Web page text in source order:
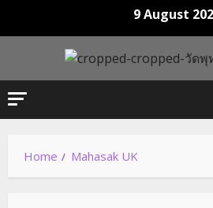
9 August
Home Mahasak UK